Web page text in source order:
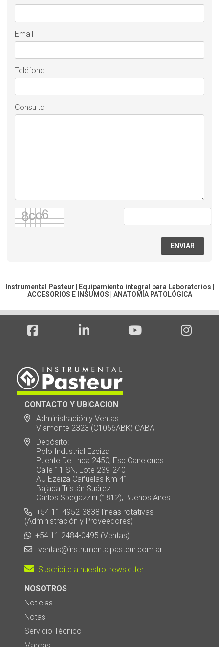
Email
Teléfono
Consulta
ENVIAR
Instrumental Pasteur | Equipamiento integral para Laboratorios |
ACCESORIOS E INSUMOS
ANATOMÍA PATOLÓGICA
CONTACTO Y UBICACION
Administración y Ventas:
Viamonte 2323 (C1056ABK) CABA
Depósito:
Polo Industrial Ezeiza
Puente Del Inca 2450, Esq.Canelones
Calle 11 SN, Lote 239-240
AU Ezeiza Cañuelas Km 41
Bajada Tristán Suárez
Carlos Spegazzini (1812), Buenos Aires
+54 11 4952-3838 líneas rotativas
(Administración y Proveedores)
+54 11 2484-0495 (Ventas)
ventas@instrumentalpasteur.com.ar
Suscribite a nuestro newsletter
NOSOTROS
Noticias
Notas
Servicio Técnico